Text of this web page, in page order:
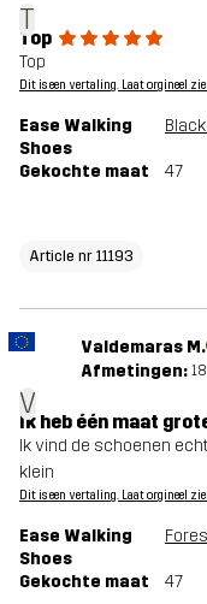
T
Top
Top
Dit is een vertaling. Laat orgineel
Ease Walking
Shoes
Gekochte maat 47
Article nr 11193
V
Valdemaras M.
Afmetingen:
Ik heb één maat
Ik vind de schoenen
klein
Dit is een vertaling. Laat orgineel
Ease Walking
Shoes
Gekochte maat 47